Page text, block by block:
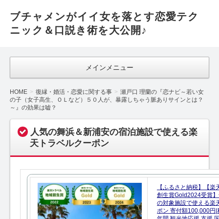
ブチャメンがイイ女を落とす恋愛テク
ニック＆口説き術を大公開♪
メインメニュー
HOME 復縁・婚活・恋愛に関する事
瀬戸口 理蘭の『恋ナビ～若い女
の子（女子高生、ＯＬなど）５０人が、暴露しちゃう脈ありサインとは？
～』の効果は嘘？
人気の舞浜＆新浦安の宿泊施設で使える楽
天トラベルクーポン
【ふるさと納税】【楽
創生賞Gold2024受賞
の対象施設で使える楽
ポン 寄付額100,000円|